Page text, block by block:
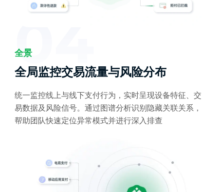
04
全景
全局监控交易流量与风险分布
统一监控线上与线下支付行为，实时呈现设备特征、交
易数据及风险信号。通过图谱分析识别隐藏关联关系，
帮助团队快速定位异常模式并进行深入排查